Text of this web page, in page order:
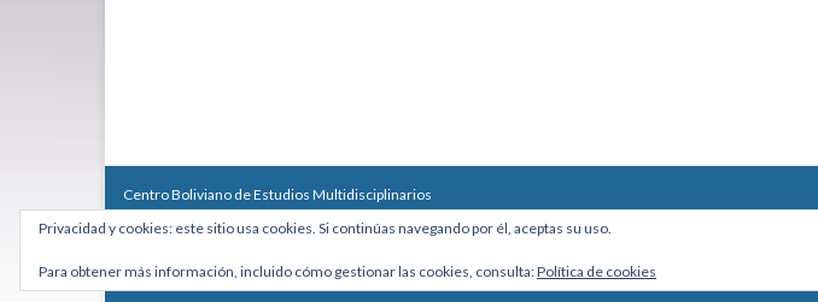
Centro Boliviano de Estudios Multidisciplinarios
Calle Macario Pinilla # 2588 esq. Av. Arce, Edificio Arcadia, Mezzanine, Of. 101 - La Paz, Bolivia
Teléfono: +591 2431818 - Celular: +591 73027636
Hecho con
por Graphene Themes.
Privacidad y cookies: este sitio usa cookies. Si continúas navegando por él, aceptas su uso.
Para obtener más información, incluido cómo gestionar las cookies, consulta:Política de cookies